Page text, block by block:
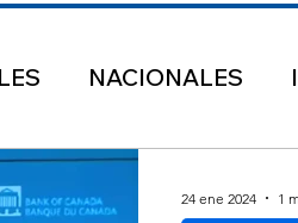
NACIONALES
ECONÓMICA
24 ene 2024 1